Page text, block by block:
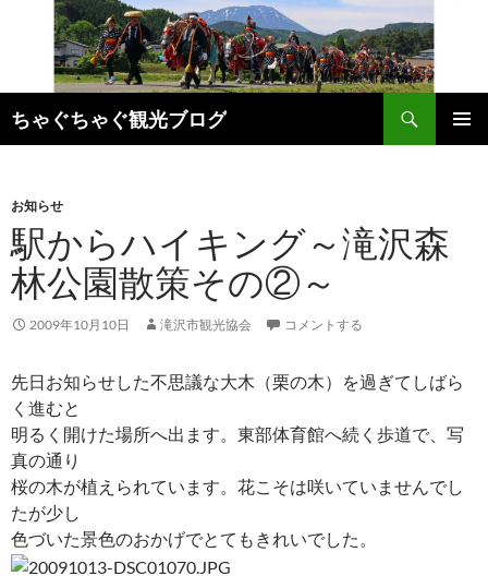
ちゃぐちゃぐ観光ブログ
索
ン
ツ
へ
ス
キ
ッ
お知らせ
駅からハイキング～滝沢森
林公園散策その②～
2009年10月10日 滝沢市観光協会 コメントする
先日お知らせした不思議な大木（栗の木）を過ぎてしばら
く進むと
明るく開けた場所へ出ます。東部体育館へ続く歩道で、写
真の通り
桜の木が植えられています。花こそは咲いていませんでし
たが少し
色づいた景色のおかげでとてもきれいでした。